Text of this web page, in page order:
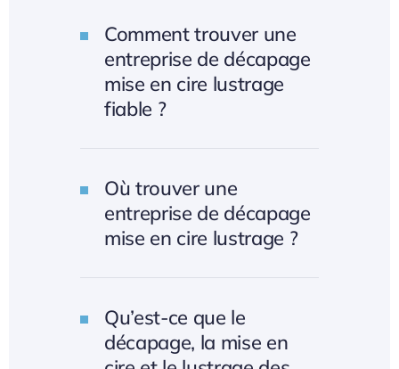
Comment trouver une
entreprise de décapage
mise en cire lustrage
fiable ?
Où trouver une
entreprise de décapage
mise en cire lustrage ?
Qu’est-ce que le
décapage, la mise en